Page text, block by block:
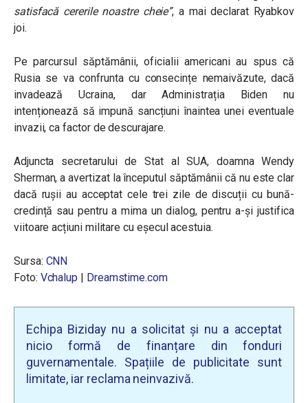
satisfacă cererile noastre cheie”, a mai declarat Ryabkov
joi.
Pe parcursul săptămânii, oficialii americani au spus că
Rusia se va confrunta cu consecințe nemaivăzute, dacă
invadează Ucraina, dar Administrația Biden nu
intenționează să impună sancțiuni înaintea unei eventuale
invazii, ca factor de descurajare.
Adjuncta secretarului de Stat al SUA, doamna Wendy
Sherman, a avertizat la începutul săptămânii că nu este clar
dacă rușii au acceptat cele trei zile de discuții cu bună-
credință sau pentru a mima un dialog, pentru a-și justifica
viitoare acțiuni militare cu eșecul acestuia.
Sursa: CNN
Foto: Vchalup | Dreamstime.com
Echipa Biziday nu a solicitat și nu a acceptat
nicio formă de finanțare din fonduri
guvernamentale. Spațiile de publicitate sunt
limitate, iar reclama neinvazivă.